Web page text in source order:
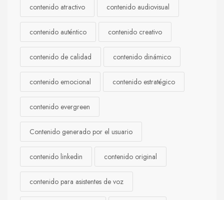
contenido atractivo contenido audiovisual
contenido auténtico contenido creativo
contenido de calidad contenido dinámico
contenido emocional contenido estratégico
contenido evergreen
Contenido generado por el usuario
contenido linkedin contenido original
contenido para asistentes de voz